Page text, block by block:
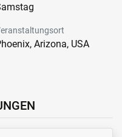
Arizona, USA